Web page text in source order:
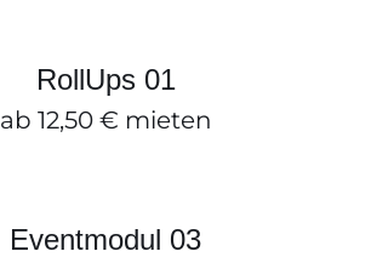
RollUps 01
ab 12,50 € mieten
Eventmodul 03